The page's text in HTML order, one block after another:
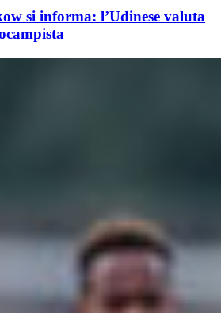
si informa: l’Udinese valuta